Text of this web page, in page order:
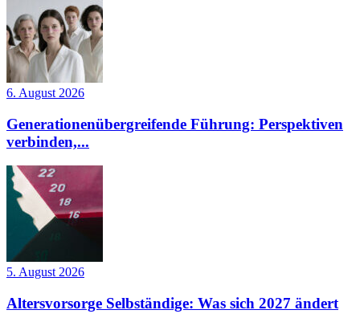
6. August 2026
Generationenübergreifende Führung: Perspektiven
verbinden,...
5. August 2026
Altersvorsorge Selbständige: Was sich 2027 ändert